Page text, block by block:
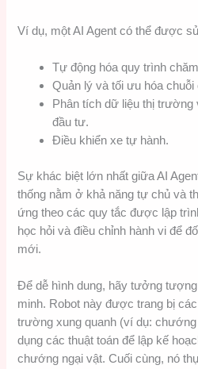
Ví dụ, một AI Agent có thể được
Tự động hóa quy trình
Quản lý và tối ưu hóa chuỗi
Phân tích dữ liệu thị
đầu tư.
Điều khiển xe tự hành.
Sự khác biệt lớn nhất giữa AI
thống nằm ở khả năng tự chủ và
ứng theo các quy tắc được lập
học hỏi và điều chỉnh hành vi để
mới.
Để dễ hình dung, hãy tưởng
minh. Robot này được trang bị
trường xung quanh (ví dụ:
dụng các thuật toán để lập kế
chướng ngại vật. Cuối cùng, nó